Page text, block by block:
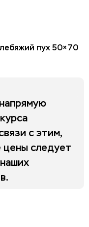
пух 50×70
с этим,
цены следует